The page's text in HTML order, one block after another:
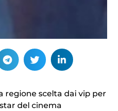
regione scelta dai vip per
del cinema